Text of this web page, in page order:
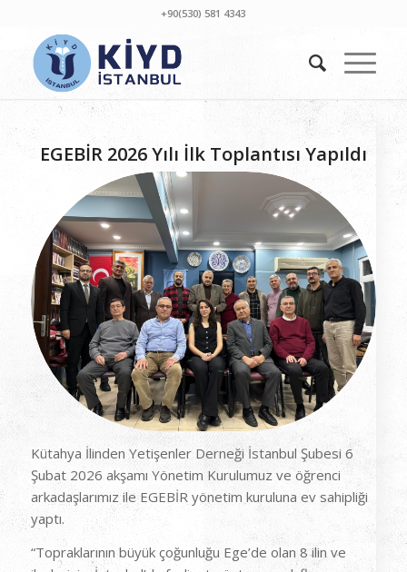
+90(530) 581 4343
EGEBİR 2026 Yılı İlk Toplantısı Yapıldı
Kütahya İlinden Yetişenler Derneği İstanbul Şubesi 6
Şubat 2026 akşamı Yönetim Kurulumuz ve öğrenci
arkadaşlarımız ile EGEBİR yönetim kuruluna ev sahipliği
yaptı.
“Topraklarının büyük çoğunluğu Ege’de olan 8 ilin ve